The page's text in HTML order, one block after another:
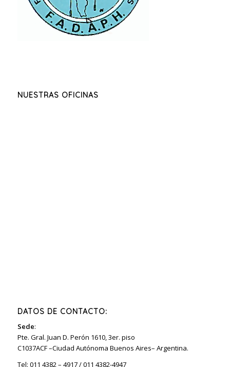
NUESTRAS OFICINAS
DATOS DE CONTACTO:
Sede:
Pte. Gral. Juan D. Perón 1610, 3er. piso
C1037ACF –Ciudad Autónoma Buenos Aires– Argentina.
Tel: 011 4382 – 4917 / 011 4382-4947